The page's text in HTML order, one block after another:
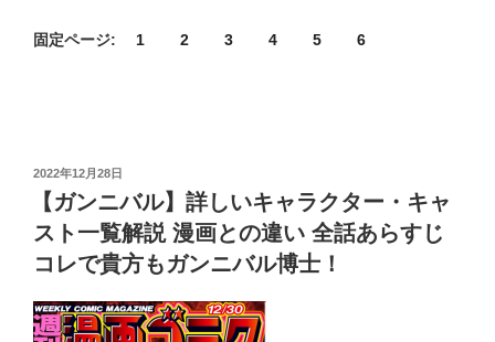
ニ
バ
レ
全
話
あ
ら
す
a
e
er
er
e
o
k
固定ページ: 1 2 3 4 5 6
投
日:
2022年12月28日
【ガンニバル】詳しいキャラクター・キャ
スト一覧解説 漫画との違い 全話あらすじ
コレで貴方もガンニバル博士！